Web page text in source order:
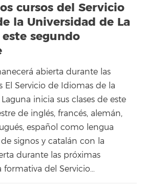
cursos del Servicio
la Universidad de La
segundo
abierta durante las
El Servicio de Idiomas de la
inicia sus clases de este
de inglés, francés, alemán,
español como lengua
signos y catalán con la
durante las próximas
formativa del Servicio…